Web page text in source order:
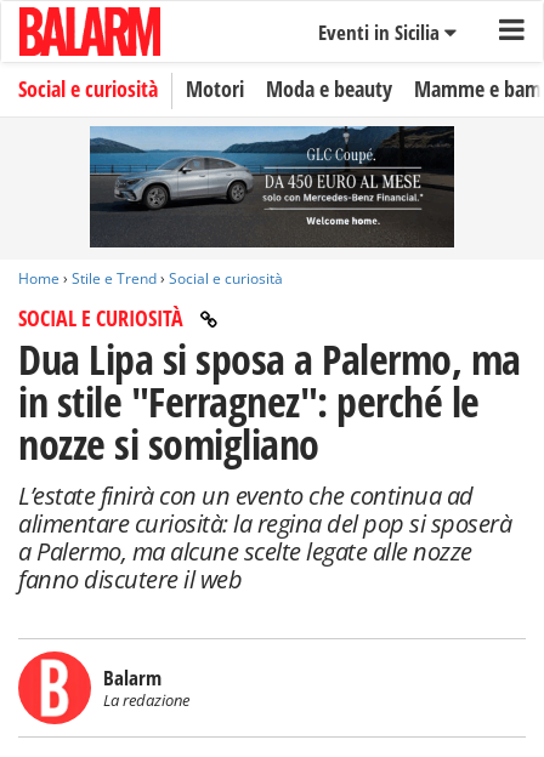
Eventi in Sicilia
Social e curiosità Motori Moda e beauty Mamme e
Home › Stile e Trend› Social e curiosità
SOCIAL E CURIOSITÀ
Dua Lipa si sposa a Palermo, ma
in stile "Ferragnez": perché le
nozze si somigliano
L’estate finirà con un evento che continua ad
alimentare curiosità: la regina del pop si sposerà
a Palermo, ma alcune scelte legate alle nozze
fanno discutere il web
Balarm
La redazione